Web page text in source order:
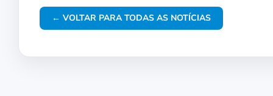
← VOLTAR PARA TODAS AS NOTÍCIAS